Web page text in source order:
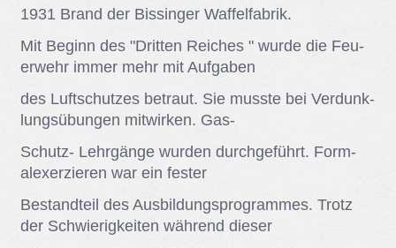
1931 Brand der Bis­sin­ger Waf­fel­fa­brik.
Mit Be­ginn des "Drit­ten Rei­ches " wur­de die Feu­
er­wehr im­mer mehr mit Auf­ga­ben
des Luft­schut­zes be­traut. Sie muss­te bei Ver­dunk­
lungs­übun­gen mit­wir­ken. Gas-
Schutz- Lehr­gän­ge wur­den durch­ge­führt. For­m­
ale­x­er­zie­ren war ein fes­ter
Be­stand­teil des Aus­bil­dungs­pro­gram­mes. Trotz
der Schwie­rig­kei­ten wäh­rend die­ser